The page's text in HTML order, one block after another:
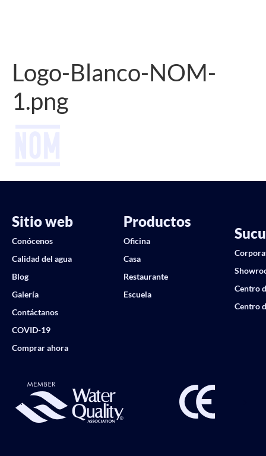
Logo-Blanco-NOM-
1.png
Sitio web
Conócenos
Calidad del agua
Blog
Galería
Contáctanos
COVID-19
Comprar ahora
Productos
Oficina
Casa
Restaurante
Escuela
Centro
Centro